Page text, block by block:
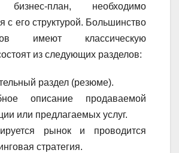
бизнес-план, необходимо
с его структурой. Большинство
имеют классическую
из следующих разделов:
раздел (резюме).
описание продаваемой
или предлагаемых услуг.
рынок и проводится
стратегия.